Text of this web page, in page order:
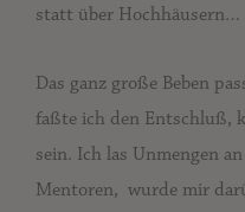
statt über Hochhäusern…
Das ganz große Beben
faßte ich den Entschluß,
sein. Ich las Unmengen
Mentoren, wurde mir